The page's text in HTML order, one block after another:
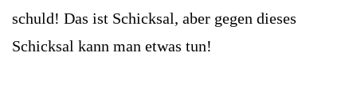
schuld! Das ist Schicksal, aber gegen dieses
Schicksal kann man etwas tun!